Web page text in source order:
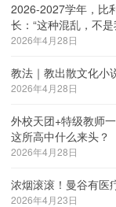
2026-2027学年，比
长：“这种混乱，不
2026年4月28日
教法｜教出散文化
2026年4月28日
外校天团+特级教师
这所高中什么来头？
2026年4月28日
浓烟滚滚！曼谷有医
2026年4月23日